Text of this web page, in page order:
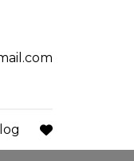
favorite